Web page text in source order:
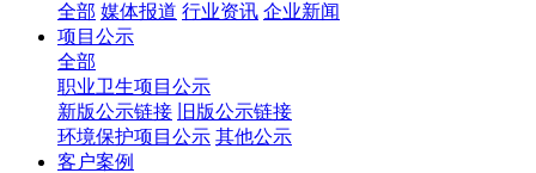
全部 媒体报道 行业资讯 企业新闻
项目公示
全部
职业卫生项目公示
新版公示链接
旧版公示链接
环境保护项目公示 其他公示
客户案例